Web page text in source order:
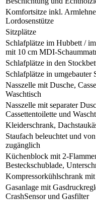
Komfortsitze inkl.
Lordosenstütze
Sitzplätze
Schlafplätze im Hubbett /
mit 10 cm MDI-
Schlafplätze in den
Schlafplätze in umgebauter
Nasszelle mit Dusche,
Waschtisch
Nasszelle mit separater
Cassettentoilette und
Kleiderschrank,
Staufach beleuchtet und
zugänglich
Küchenblock mit 2-
Besteckschublade,
Kompressorkühlschrank mit
Gasanlage mit
CrashSensor und Gasfilter